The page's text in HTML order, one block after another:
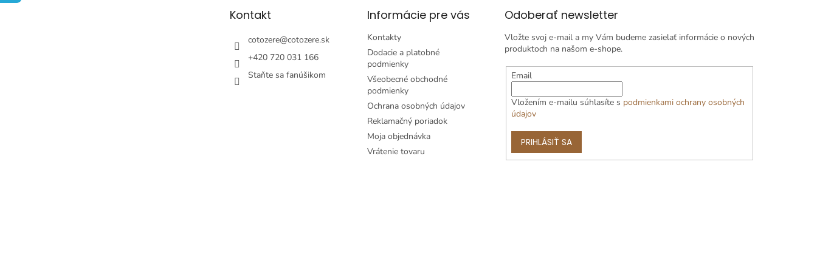
t
Kontakt
cotozere@cotozere.sk
+420 720 031 166
Staňte sa fanúšikom
Informácie pre vás
Kontakty
Dodacie a platobné
podmienky
Všeobecné obchodné
podmienky
Ochrana osobných údajov
Reklamačný poriadok
Moja objednávka
Vrátenie tovaru
Odoberať newsletter
Vložte svoj e-mail a my Vám budeme zasielať informácie o nových
produktoch na našom e-shope.
Email
Vložením e-mailu súhlasíte s podmienkami ochrany osobných
údajov
PRIHLÁSIŤ SA